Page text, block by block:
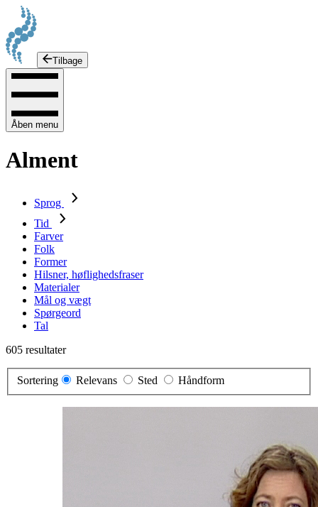
Tilbage
Åben menu
Alment
Sprog
Tid
Farver
Folk
Former
Hilsner, høflighedsfraser
Materialer
Mål og vægt
Spørgeord
Tal
605 resultater
Sortering Relevans Sted Håndform